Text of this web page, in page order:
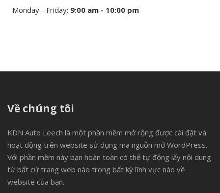
Monday - Friday: 9:00 am - 10:00 pm
Về chúng tôi
KDN Auto Leech là một phần mềm mở rộng được cài đặt và
hoạt động trên website sử dụng mã nguồn mở WordPress.
Với phần mềm này bạn hoàn toàn có thể tự động lấy nội dung
từ bất cứ trang web nào trong bất kỳ lĩnh vực nào về
website của bạn.